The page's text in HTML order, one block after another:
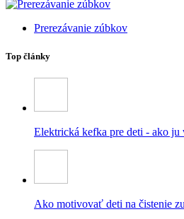
Prerezávanie zúbkov
Top články
Elektrická kefka pre deti - ako ju
Ako motivovať deti na čistenie